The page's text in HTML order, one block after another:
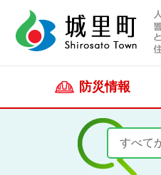
防災情報